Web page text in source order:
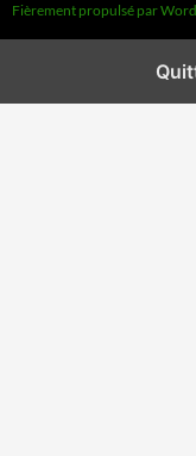
Fièrement propulsé par